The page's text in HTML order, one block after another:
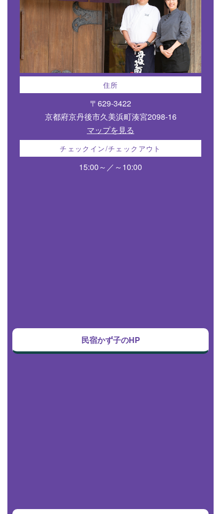
住所
〒629-3422
京都府京丹後市久美浜町湊宮2098-16
マップを見る
チェックイン/チェックアウト
15:00～／～10:00
民宿かず子のHP